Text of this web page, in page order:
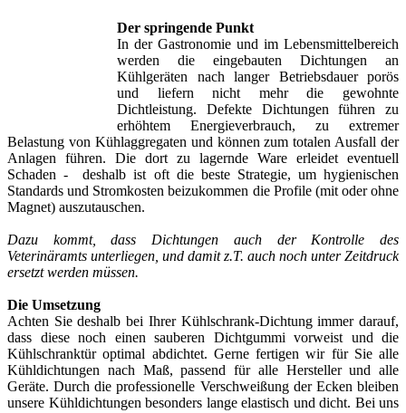
Der springende Punkt
In der Gastronomie und im Lebensmittelbereich
werden die eingebauten Dichtungen an
Kühlgeräten nach langer Betriebsdauer porös
und liefern nicht mehr die gewohnte
Dichtleistung. Defekte Dichtungen führen zu
erhöhtem Energieverbrauch, zu extremer
Belastung von Kühlaggregaten und können zum totalen Ausfall der
Anlagen führen. Die dort zu lagernde Ware erleidet eventuell
Schaden - deshalb ist oft die beste Strategie, um hygienischen
Standards und Stromkosten beizukommen die Profile (mit oder ohne
Magnet) auszutauschen.
Dazu kommt, dass Dichtungen auch der Kontrolle des
Veterinäramts unterliegen, und damit z.T. auch noch unter Zeitdruck
ersetzt werden müssen.
Die Umsetzung
Achten Sie deshalb bei Ihrer Kühlschrank-Dichtung immer darauf,
dass diese noch einen sauberen Dichtgummi vorweist und die
Kühlschranktür optimal abdichtet. Gerne fertigen wir für Sie alle
Kühldichtungen nach Maß, passend für alle Hersteller und alle
Geräte. Durch die professionelle Verschweißung der Ecken bleiben
unsere Kühldichtungen besonders lange elastisch und dicht. Bei uns